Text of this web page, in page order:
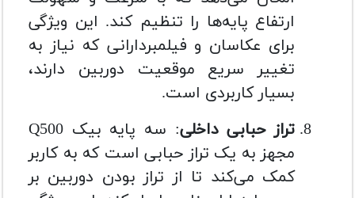
ارتفاع پایه‌ها را تنظیم کند. این ویژگی
برای عکاسان و فیلمبردارانی که نیاز به
تغییر سریع موقعیت دوربین دارند،
بسیار کاربردی است.
تراز حبابی داخلی
: سه پایه بیک Q500
مجهز به یک تراز حبابی است که به کاربر
کمک می‌کند تا از تراز بودن دوربین بر